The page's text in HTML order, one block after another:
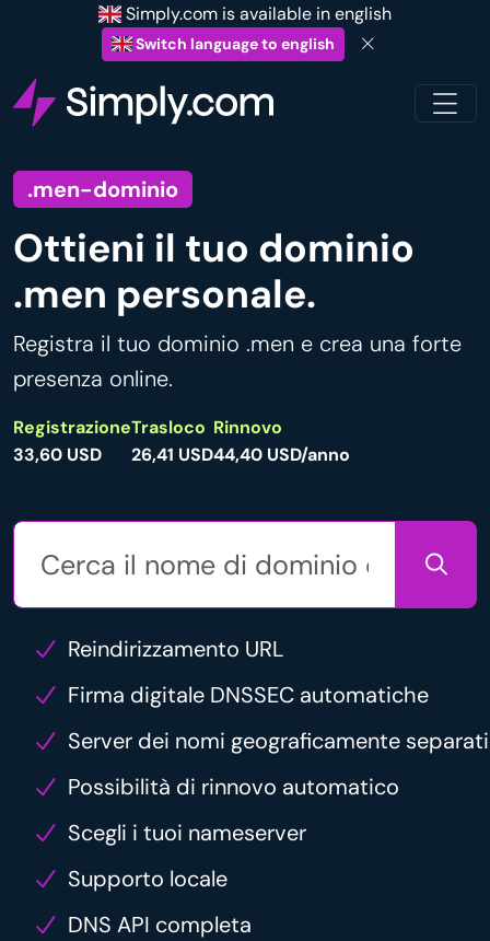
Simply.com is available in english
Switch language to english
.men-dominio
Ottieni il tuo dominio
.men personale.
Registra il tuo dominio .men e crea una forte
presenza online.
Registrazione
33,60 USD
Trasloco
26,41 USD
Rinnovo
44,40 USD/anno
Reindirizzamento URL
Firma digitale DNSSEC automatiche
Server dei nomi geograficamente separati
Possibilità di rinnovo automatico
Scegli i tuoi nameserver
Supporto locale
DNS API completa